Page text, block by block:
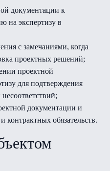
документации к
на экспертизу в
с замечаниями, когда
проектных решений;
проектной
для подтверждения
документации и
обязательств.